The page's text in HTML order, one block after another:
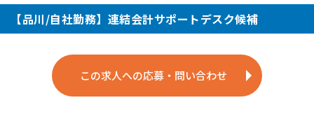
【品川/自社勤務】連結会計サポートデスク候補
この求人への応募・問い合わせ